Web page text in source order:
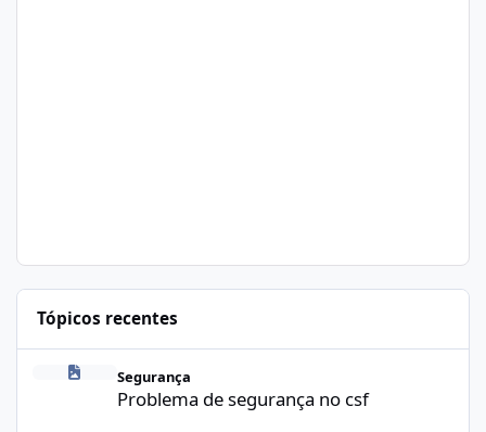
Tópicos recentes
Segurança
Problema de segurança no csf